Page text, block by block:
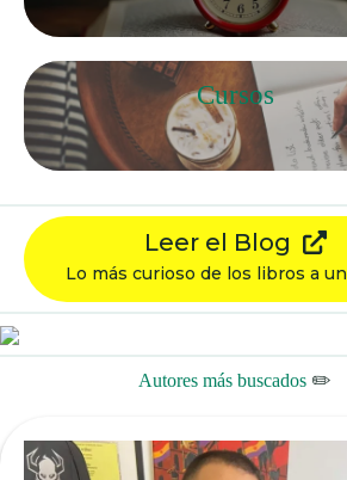
Cursos
Leer el Blog
Lo más curioso de los libros a un
Autores más buscados ✏️